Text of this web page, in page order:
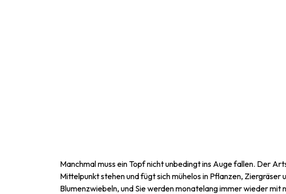
Manchmal muss ein Topf nicht unbedingt ins Auge fallen. Der
Mittelpunkt stehen und fügt sich mühelos in Pflanzen,
Blumenzwiebeln, und Sie werden monatelang immer wieder mit